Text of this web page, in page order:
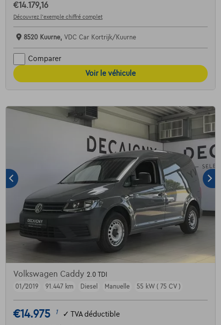
€14.179,16
Découvrez l’exemple chiffré complet
8520 Kuurne, VDC Car Kortrijk/Kuurne
Comparer
Voir le véhicule
Volkswagen Caddy 2.0 TDI
01/2019
91.447 km Diesel Manuelle 55 kW ( 75 CV )
€14.975 1 ✓ TVA déductible